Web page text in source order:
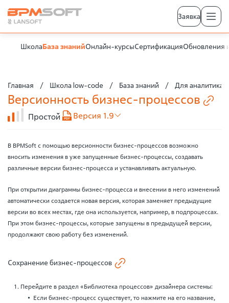
Заявка
ШколаБаза знанийОнлайн-курсыСертификацияОбновления
Главная Школа low-code База знаний Для аналитика
Версионность бизнес-процессов
Простой Версия 1.9
B BPMSoft с помощью версионности бизнес-процессов возможно
вносить изменения в уже запущенные бизнес-процессы, создавать
различные версии бизнес-процесса и устанавливать актуальную.
При открытии диаграммы бизнес-процесса и внесении в него изменений
автоматически создается новая версия, которая заменяет предыдущие
версии во всех местах, где она используется, например, в подпроцессах.
При этом бизнес-процессы, которые запущены в предыдущей версии,
продолжают свою работу без изменений.
Сохранение бизнес-процессов
Перейдите в раздел «Библиотека процессов» дизайнера системы:
Если бизнес-процесс существует, то нажмите на его название,